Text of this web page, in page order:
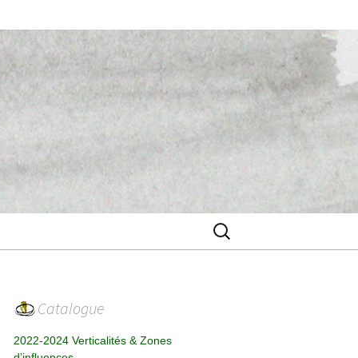
Rechercher :
Catalogue
2022-2024 Verticalités & Zones